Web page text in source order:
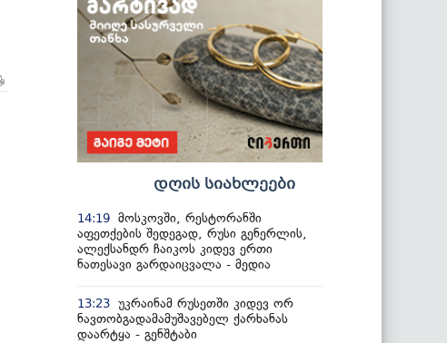
დღის სიახლეები
14:19 მოსკოვში, რესტორანში
აფეთქების შედეგად, რუსი გენერლის,
ალექსანდრ ჩაიკოს კიდევ ერთი
ნათესავი გარდაიცვალა - მედია
13:23 უკრაინამ რუსეთში კიდევ ორ
ნავთობგადამამუშავებელ ქარხანას
დაარტყა - გენშტაბი